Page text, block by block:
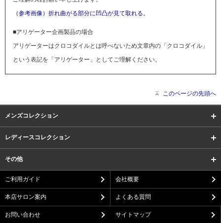
（参考画像）折れ曲がる部分に凹凸が見て取れる。
■アリゲーター企画製品の場合
アリゲーターはクロコダイルとは呼べないため文章内の「クロコダイル」
という表記を「アリゲーター」としてご理解ください。
このページの先頭へ
メンズコレクション
レディースコレクション
その他
ご利用ガイド 会社概要
本店サロン案内 よくある質問
お問い合わせ サイトマップ